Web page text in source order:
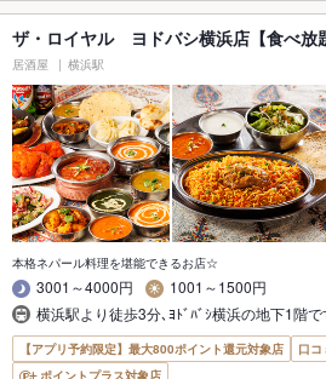
ザ・ロイヤル ヨドバシ横浜店【食べ放
居酒屋 横浜駅
本格ネパール料理を堪能できるお店☆
3001～4000円
1001～1500円
横浜駅より徒歩3分､ﾖﾄﾞﾊﾞｼ横浜の地下1階で
【アプリ予約限定】最大800ポイント還元対象店
口
ポイントプラス対象店